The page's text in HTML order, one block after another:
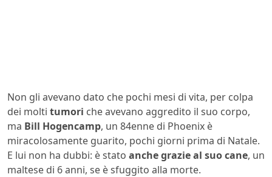
Non gli avevano dato che pochi mesi di vita, per colpa
dei molti tumori che avevano aggredito il suo corpo,
ma Bill Hogencamp, un 84enne di Phoenix è
miracolosamente guarito, pochi giorni prima di Natale.
E lui non ha dubbi: è stato anche grazie al suo cane, un
maltese di 6 anni, se è sfuggito alla morte.